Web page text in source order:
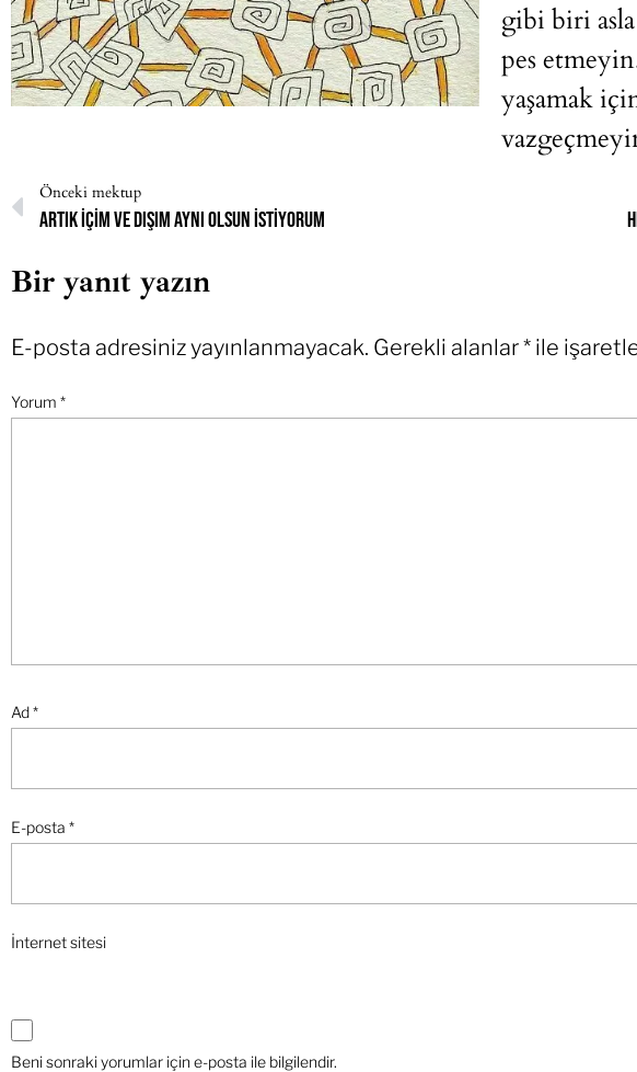
gibi biri
pes
yaşamak
Önceki mektup
Artık içim ve dışım aynı olsun istiyorum
Bir yanıt yazın
E-posta adresiniz yayınlanmayacak. Gerekli alanlar* ile
Yorum *
Ad*
E-posta *
İnternet sitesi
Beni sonraki yorumlar için e-posta ile bilgilendir.